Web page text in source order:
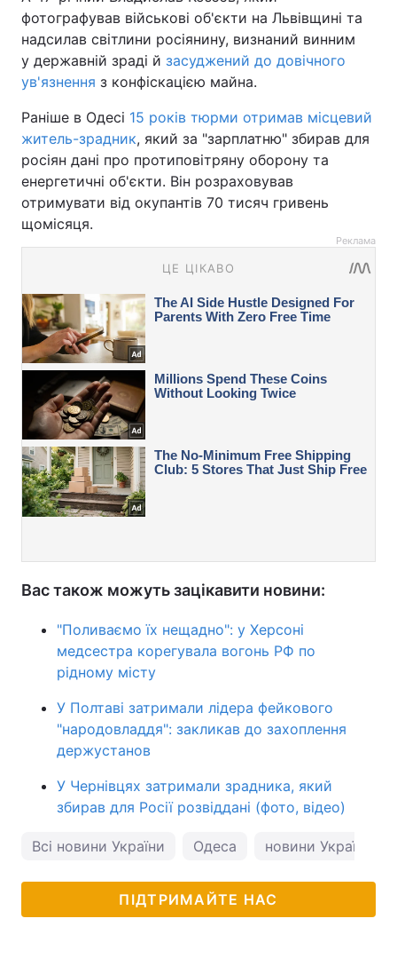
фотографував військові об'єкти на Львівщині та
надсилав світлини росіянину, визнаний винним
у державній зраді й засуджений до довічного
ув'язнення з конфіскацією майна.
Раніше в Одесі 15 років тюрми отримав місцевий
житель-зрадник, який за "зарплатню" збирав для
росіян дані про протиповітряну оборону та
енергетичні об'єкти. Він розраховував
отримувати від окупантів 70 тисяч гривень
щомісяця.
Реклама
Вас також можуть зацікавити новини:
"Поливаємо їх нещадно": у Херсоні
медсестра корегувала вогонь РФ по
рідному місту
У Полтаві затримали лідера фейкового
"народовладдя": закликав до захоплення
держустанов
У Чернівцях затримали зрадника, який
збирав для Росії розвіддані (фото, відео)
Всі новини України Одеса новини України
ПІДТРИМАЙТЕ НАС